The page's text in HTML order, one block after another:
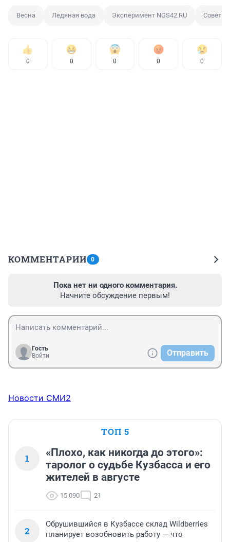
Весна Ледяная вода Эксперимент NGS42.RU Совет
0 0 0 0 0
КОММЕНТАРИИ 0
Пока нет ни одного комментария.
Начните обсуждение первым!
Гость
Войти
Отправить
Новости СМИ2
ТОП 5
1
«Плохо, как никогда до этого»:
таролог о судьбе Кузбасса и его
жителей в августе
15 090 21
2
Обрушившийся в Кузбассе склад Wildberries
планирует возобновить работу — что